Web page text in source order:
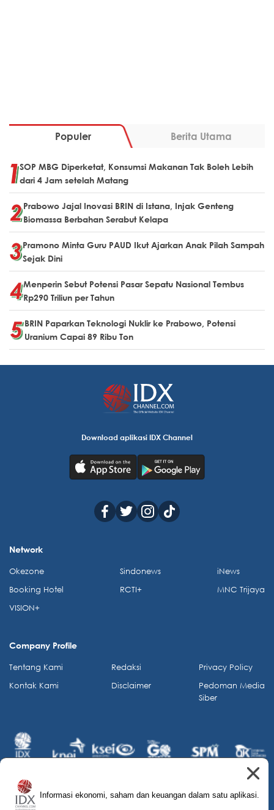
Populer Berita Utama
SOP MBG Diperketat, Konsumsi Makanan Tak Boleh Lebih
dari 4 Jam setelah Matang
Prabowo Jajal Inovasi BRIN di Istana, Injak Genteng
Biomassa Berbahan Serabut Kelapa
Pramono Minta Guru PAUD Ikut Ajarkan Anak Pilah Sampah
Sejak Dini
Menperin Sebut Potensi Pasar Sepatu Nasional Tembus
Rp290 Triliun per Tahun
BRIN Paparkan Teknologi Nuklir ke Prabowo, Potensi
Uranium Capai 89 Ribu Ton
Informasi ekonomi, saham dan keuangan dalam satu aplikasi.
Download aplikasi IDX Channel
Network
Okezone
Booking Hotel
VISION+
Sindonews
RCTI+
iNews
MNC Trijaya
Company Profile
Tentang Kami
Kontak Kami
Redaksi
Disclaimer
Privacy Policy
Pedoman Media
Siber
© 2026 IDX Channel. All Rights Reserved.